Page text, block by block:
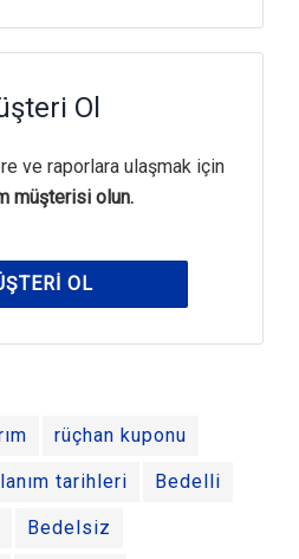
Ol
ve raporlara ulaşmak için
müşterisi olun.
OL
rüçhan kuponu
tarihleri Bedelli
Bedelsiz